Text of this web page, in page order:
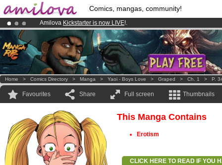
Comics, mangas, community!
Amilova Kickstarter is now LIVE!.
Already 100000membersand 1000comics & mangas!.
Premium membership from3.95 euros per month !Get membership
Home > Comics Directory > Manga > Yaoi - Boys Love > Graped > Ch. 1 > P.
Favourites Share Full screen Thumbnails
This Manga Contains
Erotism
CLICK HERE TO READ IF YOU